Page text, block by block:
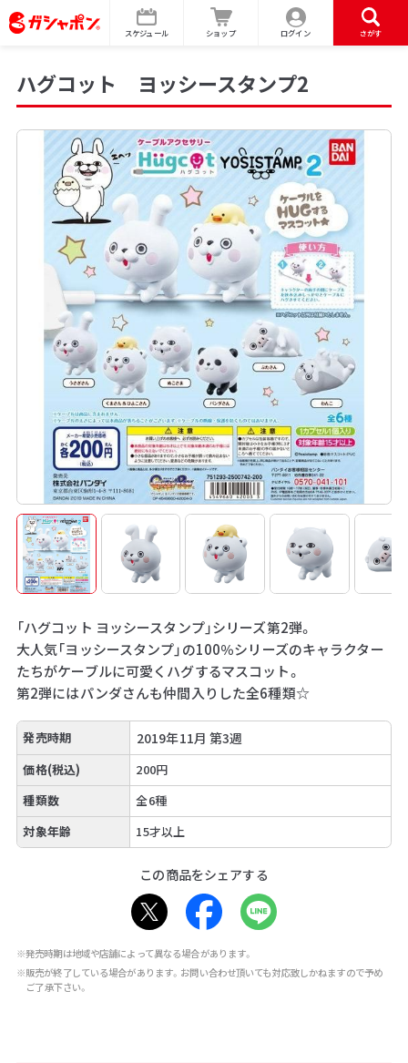
スケジュール ショップ ログイン さがす
ハグコット ヨッシースタンプ2
「ハグコット ヨッシースタンプ」シリーズ第2弾。
大人気「ヨッシースタンプ」の100％シリーズのキャラクター
たちがケーブルに可愛くハグするマスコット。
第2弾にはパンダさんも仲間入りした全6種類☆
発売時期 2019年11月 第3週
価格(税込)
200円
種類数
全6種
対象年齢
15才以上
この商品をシェアする
※発売時期は地域や店舗によって異なる場合があります。
※販売が終了している場合があります。お問い合わせ頂いても対応致しかねますので予め
ご了承下さい。